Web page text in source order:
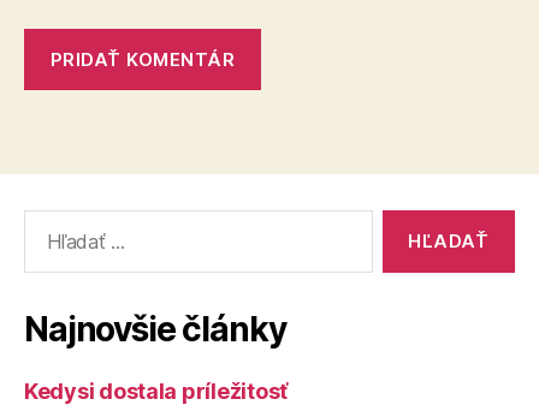
Najnovšie články
Kedysi dostala príležitosť